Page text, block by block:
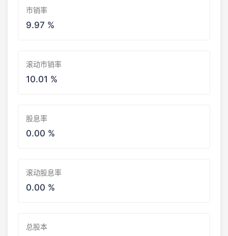
市销率
9.97 %
滚动市销率
10.01 %
股息率
0.00 %
滚动股息率
0.00 %
总股本